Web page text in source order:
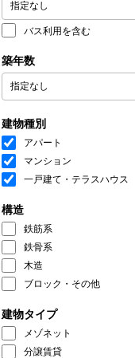
バス利用を含む
築年数
建物種別
アパート
マンション
一戸建て・テラスハウス
構造
鉄筋系
鉄骨系
木造
ブロック・その他
建物タイプ
メゾネット
分譲賃貸